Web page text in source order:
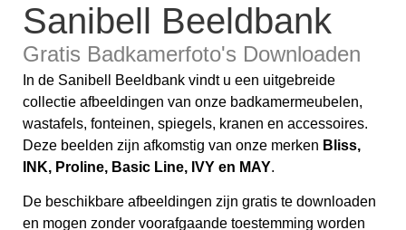
Sanibell Beeldbank
Gratis Badkamerfoto's Downloaden
In de Sanibell Beeldbank vindt u een uitgebreide
collectie afbeeldingen van onze badkamermeubelen,
wastafels, fonteinen, spiegels, kranen en accessoires.
Deze beelden zijn afkomstig van onze merken Bliss,
INK, Proline, Basic Line, I VY en MAY.
De beschikbare afbeeldingen zijn gratis te downloaden
en mogen zonder voorafgaande toestemming worden